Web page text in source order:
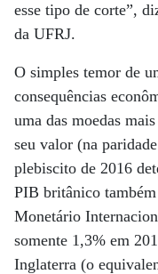
esse tipo de corte”,
da UFRJ.
O simples temor de
consequências
uma das moedas
seu valor (na
plebiscito de 2016
PIB britânico
Monetário
somente 1,3% em
Inglaterra (o